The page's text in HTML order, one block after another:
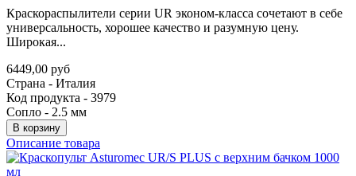
Краскораспылители серии UR эконом-класса сочетают в себе
универсальность, хорошее качество и разумную цену.
Широкая...
6449,00 руб
Страна - Италия
Код продукта - 3979
Сопло - 2.5 мм
В корзину
Описание товара